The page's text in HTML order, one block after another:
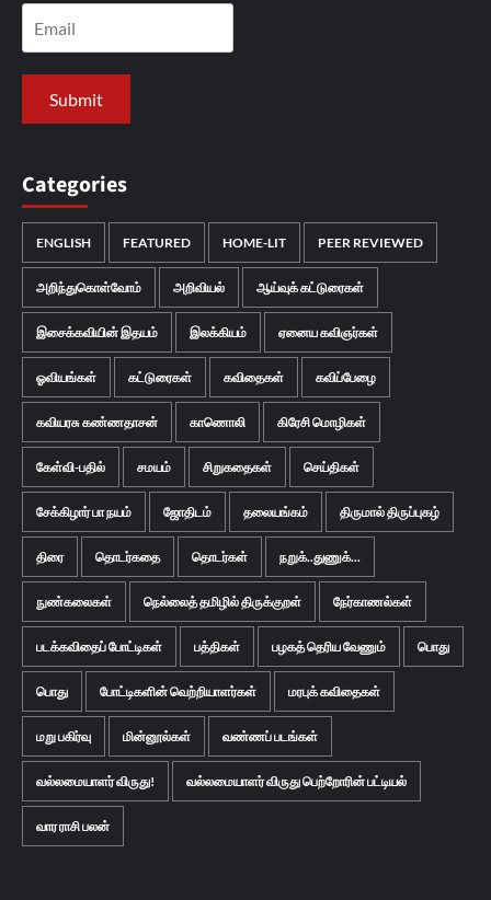
Categories
ENGLISH FEATURED HOME-LIT PEER REVIEWED
அறிந்துகொள்வோம் அறிவியல் ஆய்வுக் கட்டுரைகள்
இசைக்கவியின் இதயம் இலக்கியம் ஏனைய கவிஞர்கள்
ஓவியங்கள் கட்டுரைகள் கவிதைகள் கவிப்பேழை
கவியரசு கண்ணதாசன் காணொலி கிரேசி மொழிகள்
கேள்வி-பதில் சமயம் சிறுகதைகள் செய்திகள்
சேக்கிழார் பா நயம் ஜோதிடம் தலையங்கம் திருமால் திருப்புகழ்
திரை தொடர்கதை தொடர்கள் நறுக்..துணுக்...
நுண்கலைகள் நெல்லைத் தமிழில் திருக்குறள் நேர்காணல்கள்
படக்கவிதைப் போட்டிகள் பத்திகள் பழகத் தெரிய வேணும் பொது
பொது போட்டிகளின் வெற்றியாளர்கள் மரபுக் கவிதைகள்
மறு பகிர்வு மின்னூல்கள் வண்ணப் படங்கள்
வல்லமையாளர் விருது! வல்லமையாளர் விருது பெற்றோரின் பட்டியல்
வார ராசி பலன்